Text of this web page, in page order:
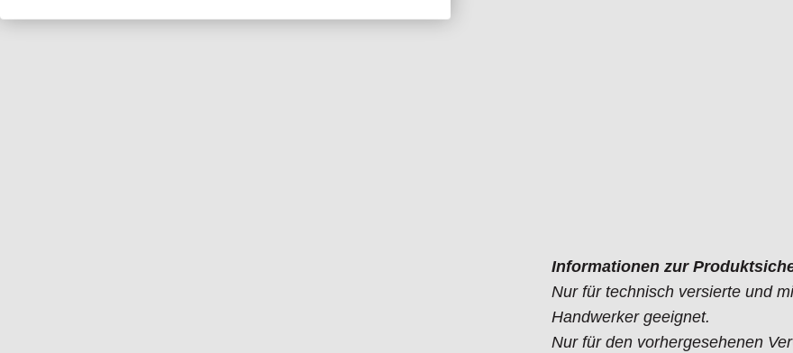
Informationen zur
Nur für technisch versierte und
Handwerker geeignet.
Nur für den vorhergesehenen